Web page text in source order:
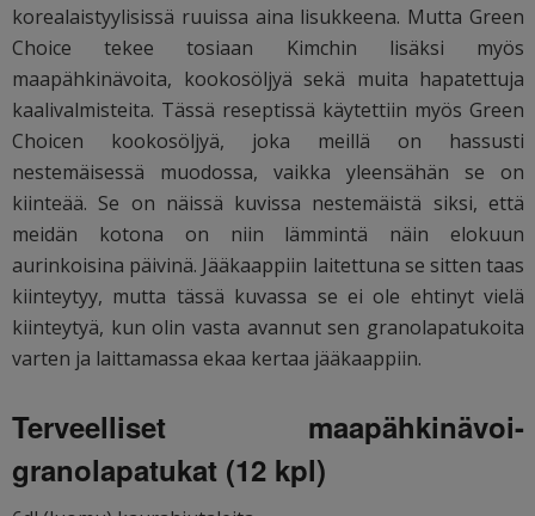
korealaistyylisissä ruuissa aina lisukkeena. Mutta Green
Choice tekee tosiaan Kimchin lisäksi myös
maapähkinävoita, kookosöljyä sekä muita hapatettuja
kaalivalmisteita. Tässä reseptissä käytettiin myös Green
Choicen kookosöljyä, joka meillä on hassusti
nestemäisessä muodossa, vaikka yleensähän se on
kiinteää. Se on näissä kuvissa nestemäistä siksi, että
meidän kotona on niin lämmintä näin elokuun
aurinkoisina päivinä. Jääkaappiin laitettuna se sitten taas
kiinteytyy, mutta tässä kuvassa se ei ole ehtinyt vielä
kiinteytyä, kun olin vasta avannut sen granolapatukoita
varten ja laittamassa ekaa kertaa jääkaappiin.
Terveelliset maapähkinävoi-
granolapatukat (12 kpl)